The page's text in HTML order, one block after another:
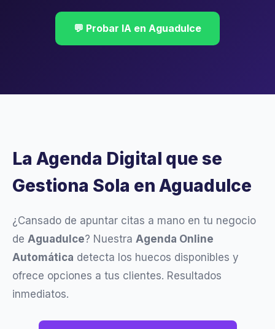
💬 Probar IA en Aguadulce
La Agenda Digital que se
Gestiona Sola en Aguadulce
¿Cansado de apuntar citas a mano en tu negocio
de Aguadulce? Nuestra Agenda Online
Automática detecta los huecos disponibles y
ofrece opciones a tus clientes. Resultados
inmediatos.